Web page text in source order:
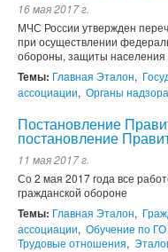
16 мая 2017 г.
МЧС России утвержден
при осуществлении
обороны, защиты населения
Темы: Главная Эталон,
ассоциации, Органы
Постановление
постановление
11 мая 2017 г.
Со 2 мая 2017 года все
гражданской обороне
Темы: Главная Эталон,
ассоциации, Обучение по
Трудовые отношения,